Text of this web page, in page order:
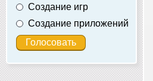
Создание игр
Создание приложений